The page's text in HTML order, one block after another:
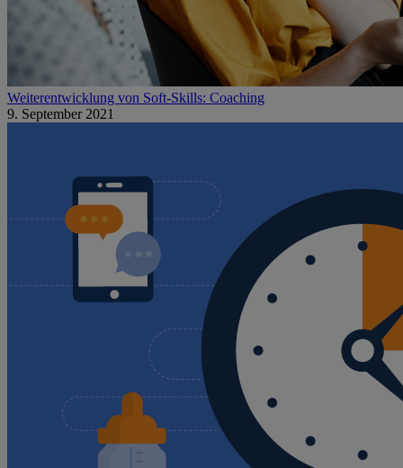
Weiterentwicklung von Soft-Skills: Coaching
9. September 2021